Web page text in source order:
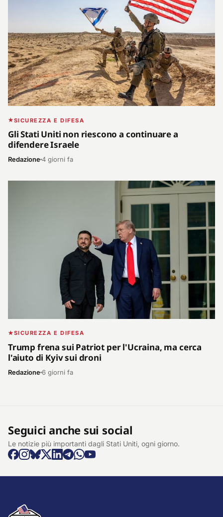
SICUREZZA E DIFESA
Gli Stati Uniti non riescono a continuare a
difendere Israele
Redazione4 giorni fa
SICUREZZA E DIFESA
Trump frena sui Patriot per l'Ucraina, ma cerca
l'aiuto di Kyiv sui droni
Redazione6 giorni fa
Seguici anche sui social
Le notizie più importanti dagli Stati Uniti, ogni giorno.